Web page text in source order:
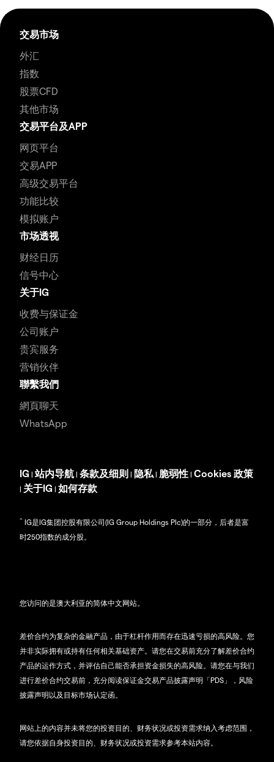
交易市场
外汇
指数
股票CFD
其他市场
交易平台及APP
网页平台
交易APP
高级交易平台
功能比较
模拟账户
市场透视
财经日历
信号中心
关于IG
收费与保证金
公司账户
贵宾服务
营销伙伴
聯繫我們
網頁聊天
WhatsApp
IG |站内导航 | 条款及细则 | 隐私 | 脆弱性 | Cookies 政策
| 关于IG | 如何存款
^ IG是IG集团控股有限公司(IG Group Holdings Plc)的一部分，后者是富
时250指数的成分股。
您访问的是澳大利亚的简体中文网站。
差价合约为复杂的金融产品，由于杠杆作用而存在迅速亏损的高风险。您
并非实际拥有或持有任何相关基础资产。请您在交易前充分了解差价合约
产品的运作方式，并评估自己能否承担资金损失的高风险。请您在与我们
进行差价合约交易前，充分阅读保证金交易产品披露声明「PDS」，风险
披露声明以及目标市场认定函。
网站上的内容并未将您的投资目的、财务状况或投资需求纳入考虑范围，
请您依据自身投资目的、财务状况或投资需求参考本站内容。